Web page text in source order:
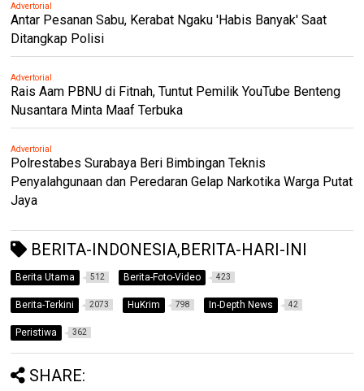
Advertorial
Antar Pesanan Sabu, Kerabat Ngaku 'Habis Banyak' Saat
Ditangkap Polisi
Advertorial
Rais Aam PBNU di Fitnah, Tuntut Pemilik YouTube Benteng
Nusantara Minta Maaf Terbuka
Advertorial
Polrestabes Surabaya Beri Bimbingan Teknis
Penyalahgunaan dan Peredaran Gelap Narkotika Warga Putat
Jaya
BERITA-INDONESIA,BERITA-HARI-INI
Berita Utama 512 Berita-Foto-Video 423
Berita-Terkini 2073 HuKrim 798 In-Depth News 42
Peristiwa 362
SHARE: